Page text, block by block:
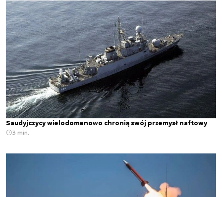
Saudyjczycy wielodomenowo chronią swój przemysł naftowy
3 min.